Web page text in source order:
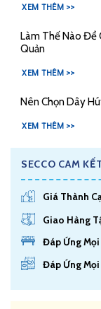
XEM THÊM >>
Làm Thế Nào Để
Quản
XEM THÊM >>
Nên Chọn Dây
XEM THÊM >>
SECCO CAM
Giá Thành
Giao Hàng
Đáp Ứng Mọi
Đáp Ứng